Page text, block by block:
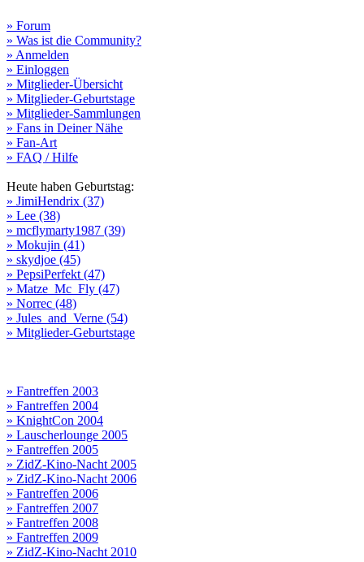
» Forum
» Was ist die Community?
» Anmelden
» Einloggen
» Mitglieder-Übersicht
» Mitglieder-Geburtstage
» Mitglieder-Sammlungen
» Fans in Deiner Nähe
» Fan-Art
» FAQ / Hilfe
Heute haben Geburtstag:
» JimiHendrix (37)
» Lee (38)
» mcflymarty1987 (39)
» Mokujin (41)
» skydjoe (45)
» PepsiPerfekt (47)
» Matze_Mc_Fly (47)
» Norrec (48)
» Jules_and_Verne (54)
» Mitglieder-Geburtstage
» Fantreffen 2003
» Fantreffen 2004
» KnightCon 2004
» Lauscherlounge 2005
» Fantreffen 2005
» ZidZ-Kino-Nacht 2005
» ZidZ-Kino-Nacht 2006
» Fantreffen 2006
» Fantreffen 2007
» Fantreffen 2008
» Fantreffen 2009
» ZidZ-Kino-Nacht 2010